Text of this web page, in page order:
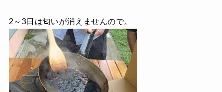
2～3日は匂いが消えませんので。